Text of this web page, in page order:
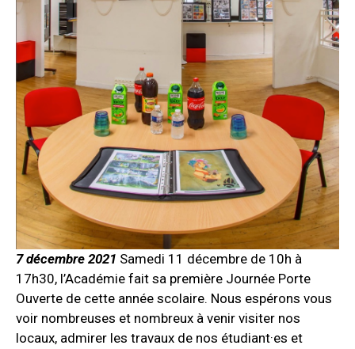
7 décembre 2021 Samedi 11 décembre de 10h à
17h30, l’Académie fait sa première Journée Porte
Ouverte de cette année scolaire. Nous espérons vous
voir nombreuses et nombreux à venir visiter nos
locaux, admirer les travaux de nos étudiant·es et